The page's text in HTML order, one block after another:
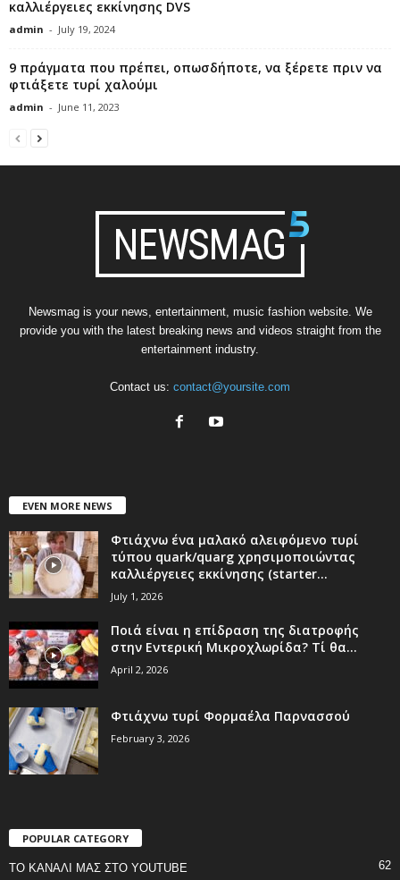
καλλιέργειες εκκίνησης DVS
admin - July 19, 2024
9 πράγματα που πρέπει, οπωσδήποτε, να ξέρετε πριν να
φτιάξετε τυρί χαλούμι
admin - June 11, 2023
Newsmag is your news, entertainment, music fashion website. We
provide you with the latest breaking news and videos straight from the
entertainment industry.
Contact us: contact@yoursite.com
EVEN MORE NEWS
Φτιάχνω ένα μαλακό αλειφόμενο τυρί
τύπου quark/quarg χρησιμοποιώντας
καλλιέργειες εκκίνησης (starter...
July 1, 2026
Ποιά είναι η επίδραση της διατροφής
στην Εντερική Μικροχλωρίδα? Τί θα...
April 2, 2026
Φτιάχνω τυρί Φορμαέλα Παρνασσού
February 3, 2026
POPULAR CATEGORY
ΤΟ ΚΑΝΑΛΙ ΜΑΣ ΣΤΟ YOUTUBE 62